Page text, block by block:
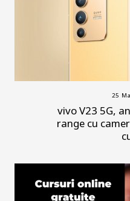
25
vivo V23 5G,
range cu